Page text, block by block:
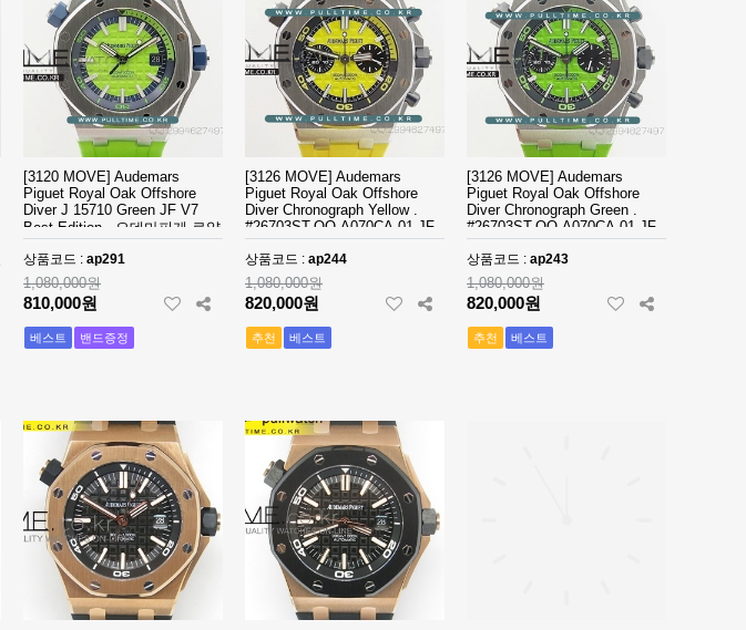
[3120 MOVE] Audemars
Piguet Royal Oak Offshore
Diver J 15710 Green JF V7
Best Edition - 오데마피게 로얄
상품코드 : ap291
1,080,000원
810,000원
베스트 밴드증정
[3126 MOVE] Audemars
Piguet Royal Oak Offshore
Diver Chronograph Yellow .
#26703ST.OO.A070CA.01 JF
Best Edition - 오데마피게 로얄
오크 오프쇼어 다이버 크르노
그래프- ap244
상품코드 : ap244
1,080,000원
820,000원
추천 베스트
[3126 MOVE] Audemars
Piguet Royal Oak Offshore
Diver Chronograph Green .
#26703ST.OO.A070CA.01 JF
Best Edition - 오데마피게 로얄
오크 오프쇼어 다이버 크르노
그래프- ap243
상품코드 : ap243
1,080,000원
820,000원
추천 베스트